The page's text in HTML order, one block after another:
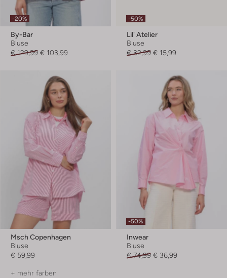
-20%
By-Bar
Bluse
€ 129,99 € 103,99
-50%
Lil' Atelier
Bluse
€ 32,99 € 15,99
Msch Copenhagen
Bluse
€ 59,99
+ mehr farben
-50%
Inwear
Bluse
€ 74,99 € 36,99